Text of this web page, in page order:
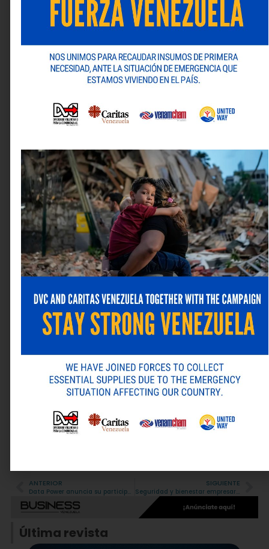
Para más información visita:
www.solucioneslaser.com / @solucioneslaser.ve en
Deja una respuesta
Tu dirección de correo electrónico no será publicada.
Los campos obligatorios están marcados con
Comentario*
Nombre*
Correo electrónico*
Guarda mi nombre, correo electrónico y web en este
navegador para la próxima vez que comente.
Alternative:
ANTERIOR
Data Power anuncia su participación en ExpoSolar 2025: innovación y respaldo eléctrico para la región
SIGUIENTE
Seguridad y bienestar empresarial: mochila de emergencia para riesgos sísmicos y naturales
Última revista